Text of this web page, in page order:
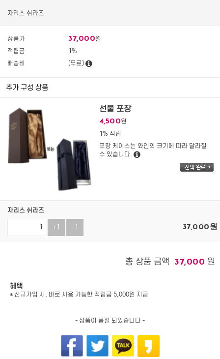
자리스 쉬라즈
상품가 37,000원
적립금
1%
배송비
(무료)
추가 구성 상품
선물 포장
4,500원
1% 적립
포장 케이스는 와인의 크기에 따라 달라질
수 있습니다.
자리스 쉬라즈
+1 -1 37,000원
총 상품 금액 37,000 원
혜택
* 신규가입 시, 바로 사용 가능한 적립금 5,000원 지급
- 상품이 품절 되었습니다 -